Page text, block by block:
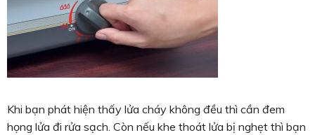
Khi bạn phát hiện thấy lửa cháy không đều thì cần đem
họng lửa đi rửa sạch. Còn nếu khe thoát lửa bị nghẹt thì bạn